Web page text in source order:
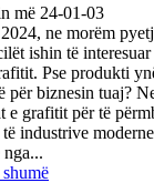
më 24-01-03
ne morëm
ishin të
Pse produkti
për biznesin tuaj?
e grafitit për të
të industrive
nga...